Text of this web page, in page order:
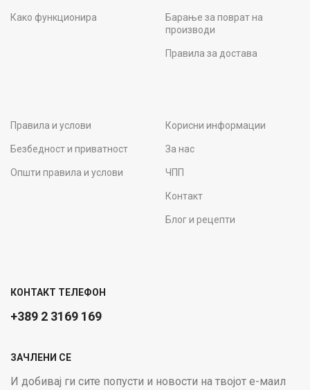
Како функционира
Барање за поврат на
производи
Правила за достава
Правила и услови
Безбедност и приватност
Општи правила и услови
Корисни информации
За нас
ЧПП
Контакт
Блог и рецепти
КОНТАКТ ТЕЛЕФОН
+389 2 3169 169
ЗАЧЛЕНИ СЕ
И добивај ги сите попусти и новости на твојот е-маил